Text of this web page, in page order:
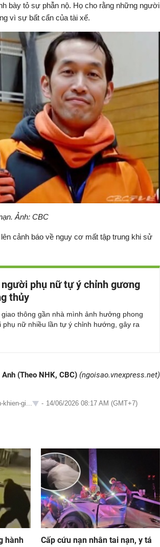
bày tỏ sự phẫn nộ. Họ cho rằng những người
vì sự bất cẩn của tài xế.
Ảnh: CBC
cảnh báo về nguy cơ mất tập trung khi sử
phụ nữ tự ý chỉnh gương
thủy
thông gần nhà mình ảnh hưởng phong
nữ nhiều lần tự ý chỉnh hướng, gây ra
(Theo NHK, CBC) (ngoisao.vnexpress.net)
khien-gi... - 14/06/2026 08:17 AM (GMT+7)
hành
Cấp cứu nạn nhân tai nạn, y tá